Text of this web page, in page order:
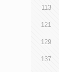
113
121
129
137